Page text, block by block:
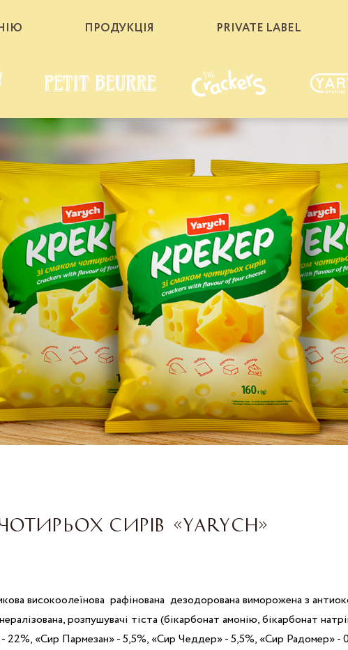
ПРОДУКЦІЯ PRIVATE LABEL
СИРІВ «YARYCH»
високоолеїнова рафінована дезодорована виморожена з
розпушувачі тіста (бікарбонат амонію, бікарбонат
«Сир Пармезан» - 5,5%, «Сир Чеддер» - 5,5%, «Сир Радомер» -